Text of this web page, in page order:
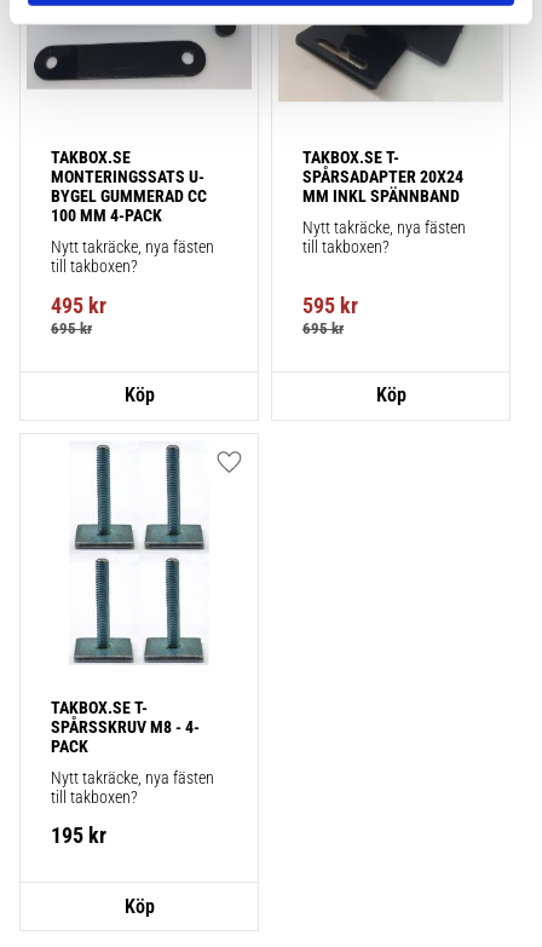
TAKBOX.SE
MONTERINGSSATS U-
BYGEL GUMMERAD CC
100 MM 4-PACK
Nytt takräcke, nya fästen
till takboxen?
495 kr
695kr
TAKBOX.SE T-
SPÅRSADAPTER 20X24
MM INKL SPÄNNBAND
Nytt takräcke, nya fästen
till takboxen?
595 kr
695kr
TAKBOX.SE T-
SPÅRSSKRUV M8 - 4-
PACK
Nytt takräcke, nya fästen
till takboxen?
195 kr
Lägg till i favoriter